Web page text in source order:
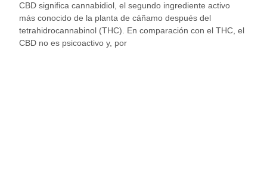
CBD significa cannabidiol, el segundo ingrediente activo
más conocido de la planta de cáñamo después del
tetrahidrocannabinol (THC). En comparación con el THC, el
CBD no es psicoactivo y, por